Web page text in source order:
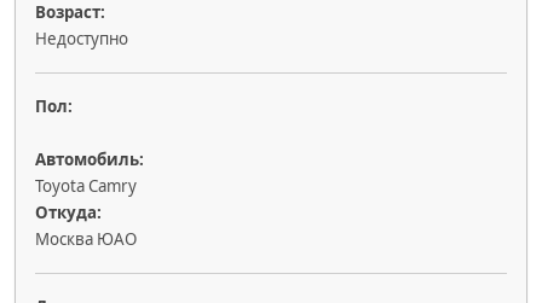
Возраст:
Недоступно
Пол:
Автомобиль:
Toyota Camry
Откуда:
Москва ЮАО